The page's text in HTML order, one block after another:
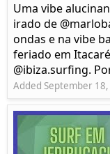
Uma vibe
irado de
ondas e na vibe
feriado em
@ibiza.surfing.
Added September